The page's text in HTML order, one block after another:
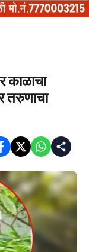
काळाचा
तरुणाचा